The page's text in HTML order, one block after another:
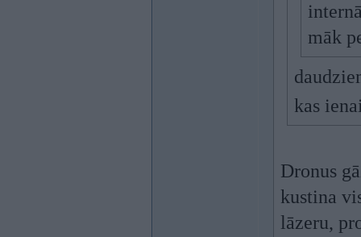
māk
kas
Dronus
kustina
lāzeru,